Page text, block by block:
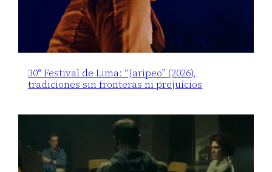
30° Festival de Lima: “Jaripeo” (2026),
tradiciones sin fronteras ni prejuicios